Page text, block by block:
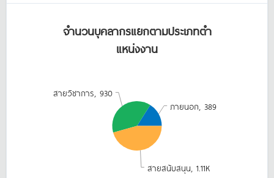
ภายนอก, 389
สายวิชาการ, 930
สายสนับสนุน, 1.11K
จำนวนบุคลากรแยกตามประเภทตำ
แหน่งงาน